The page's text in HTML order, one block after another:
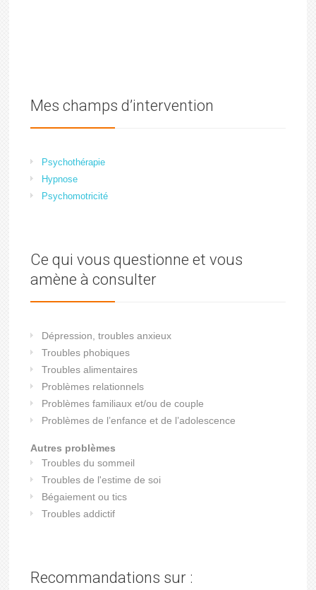
Mes champs d’intervention
Psychothérapie
Hypnose
Psychomotricité
Ce qui vous questionne et vous
amène à consulter
Dépression, troubles anxieux
Troubles phobiques
Troubles alimentaires
Problèmes relationnels
Problèmes familiaux et/ou de couple
Problèmes de l’enfance et de l’adolescence
Autres problèmes
Troubles du sommeil
Troubles de l'estime de soi
Bégaiement ou tics
Troubles addictif
Recommandations sur :